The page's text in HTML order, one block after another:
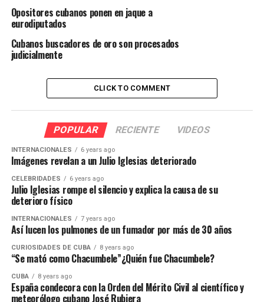
Opositores cubanos ponen en jaque a
eurodiputados
Cubanos buscadores de oro son procesados
judicialmente
CLICK TO COMMENT
POPULAR RECIENTE VIDEOS
INTERNACIONALES 6 years ago
Imágenes revelan a un Julio Iglesias deteriorado
CELEBRIDADES 6 years ago
Julio Iglesias rompe el silencio y explica la causa de su
deterioro físico
INTERNACIONALES 7 years ago
Así lucen los pulmones de un fumador por más de 30 años
CURIOSIDADES DE CUBA 8 years ago
“Se mató como Chacumbele”¿Quién fue Chacumbele?
CUBA 8 years ago
España condecora con la Orden del Mérito Civil al científico y
meteorólogo cubano José Rubiera